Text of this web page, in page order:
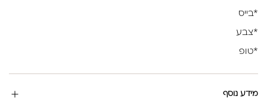
*בייס
*צבע
*טופ
מידע נוסף